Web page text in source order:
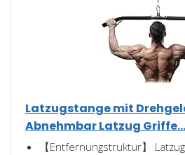
Latzugstange mit
Abnehmbar Latzug
【Entfernungstruktur】